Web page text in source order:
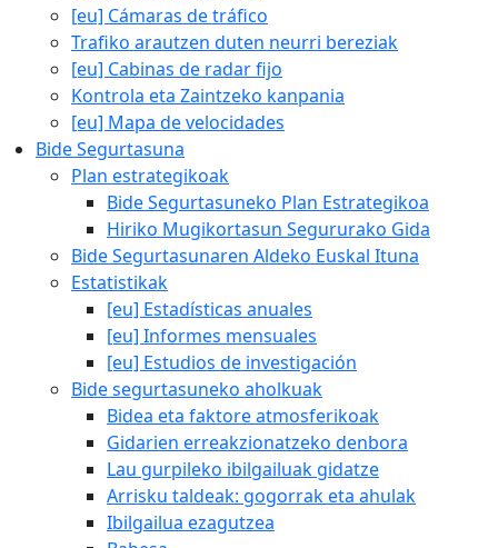
[eu] Cámaras de tráfico
Trafiko arautzen duten neurri bereziak
[eu] Cabinas de radar fijo
Kontrola eta Zaintzeko kanpania
[eu] Mapa de velocidades
Bide Segurtasuna
Plan estrategikoak
Bide Segurtasuneko Plan Estrategikoa
Hiriko Mugikortasun Segururako Gida
Bide Segurtasunaren Aldeko Euskal Ituna
Estatistikak
[eu] Estadísticas anuales
[eu] Informes mensuales
[eu] Estudios de investigación
Bide segurtasuneko aholkuak
Bidea eta faktore atmosferikoak
Gidarien erreakzionatzeko denbora
Lau gurpileko ibilgailuak gidatze
Arrisku taldeak: gogorrak eta ahulak
Ibilgailua ezagutzea